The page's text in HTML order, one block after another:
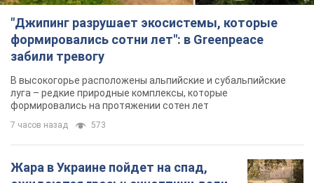
"Джипинг разрушает экосистемы, которые
формировались сотни лет": в Greenpeace
забили тревогу
В высокогорье расположены альпийские и субальпийские
луга – редкие природные комплексы, которые
формировались на протяжении сотен лет
7 часов назад 573
Жара в Украине пойдет на спад,